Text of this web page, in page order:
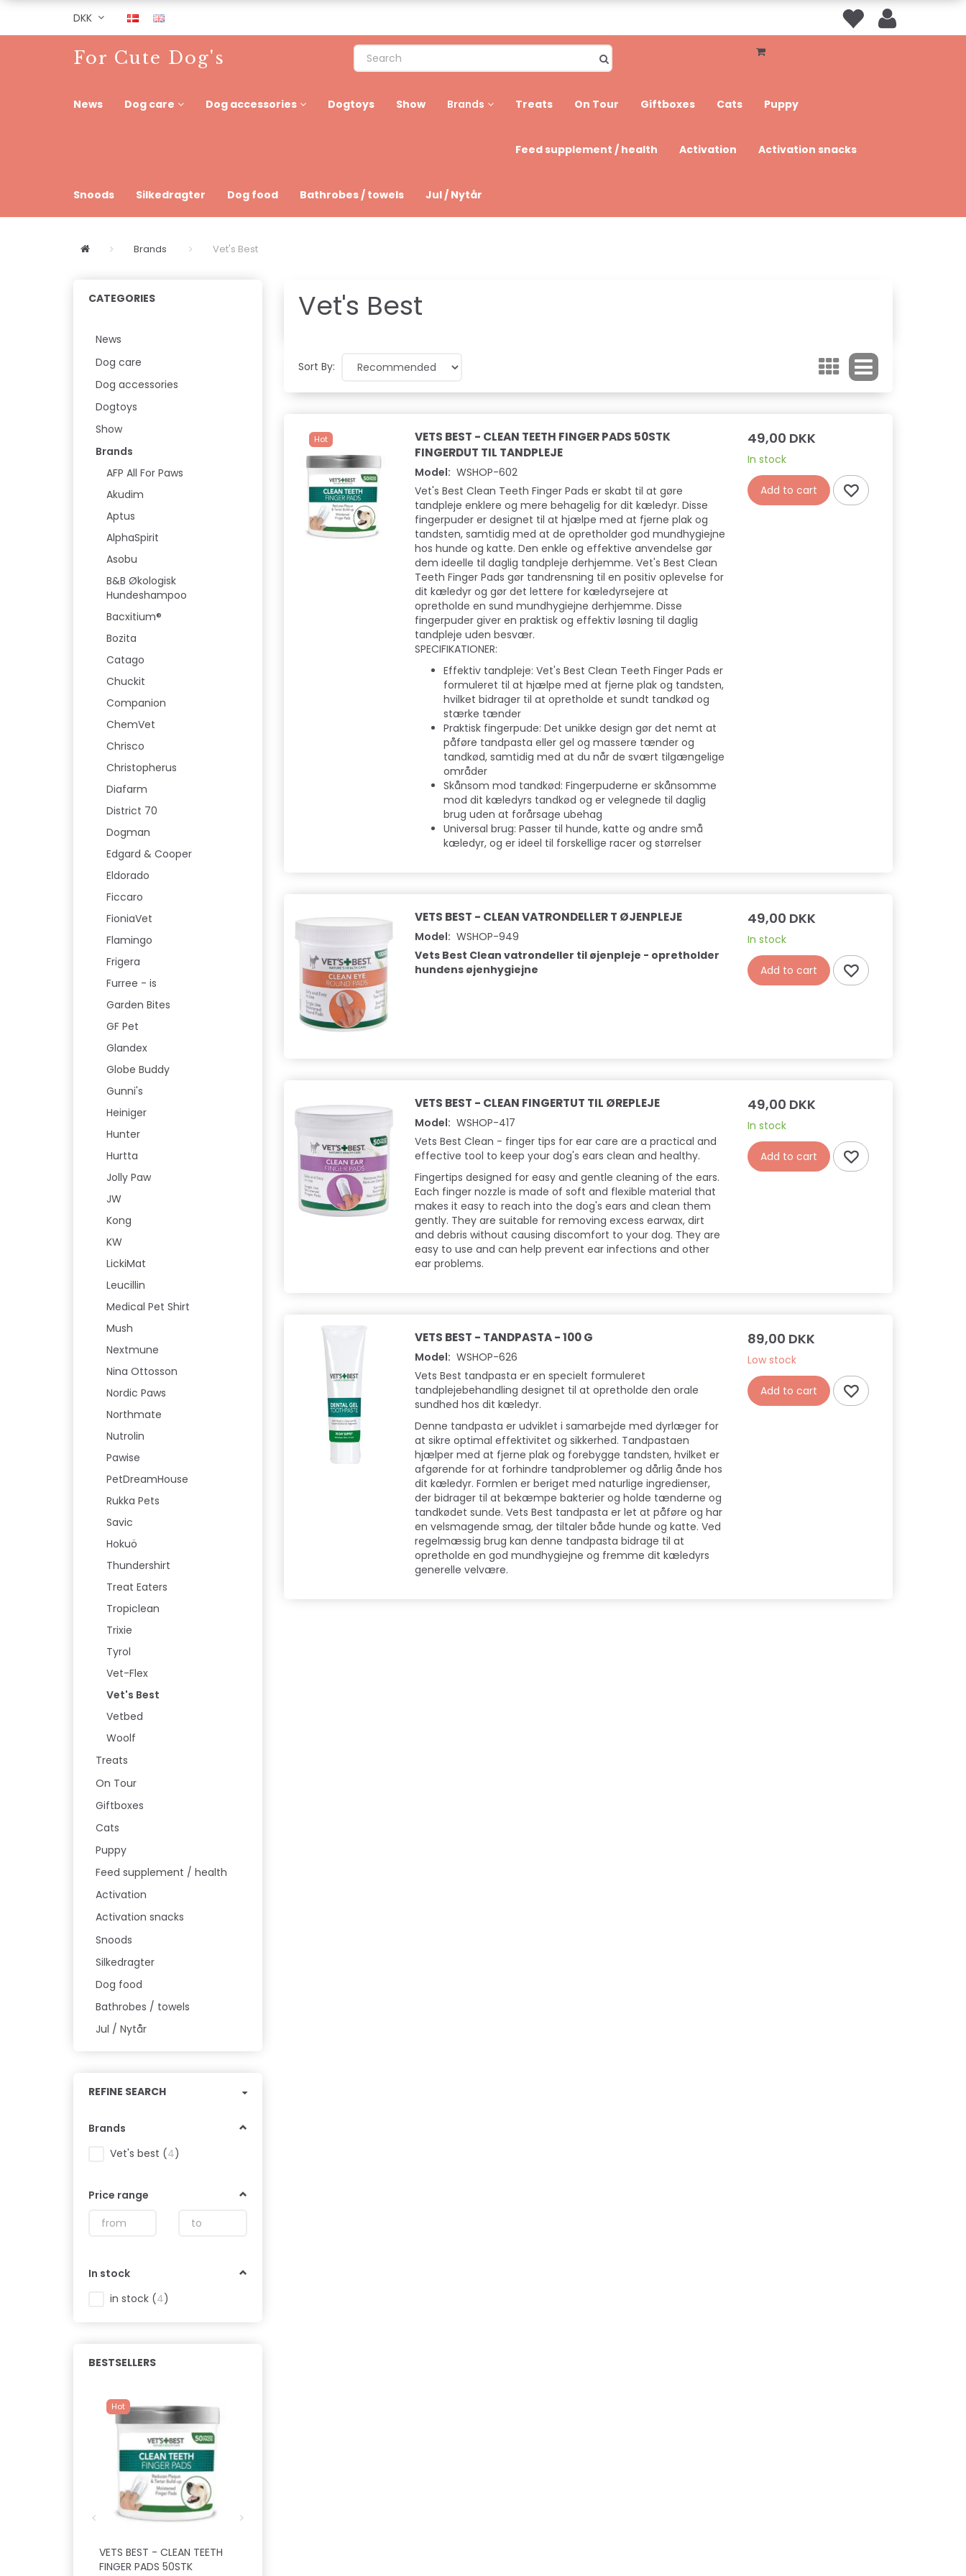
DKK
For Cute Dog's
News Dog care Dog accessories Dogtoys Show Brands Treats On Tour Giftboxes Cats Puppy
Feed supplement / health Activation Activation snacks
Snoods Silkedragter Dog food Bathrobes / towels Jul / Nytår
Brands Vet's Best
CATEGORIES
News
Dog care
Dog accessories
Dogtoys
Show
Brands
AFP All For Paws
Akudim
Aptus
AlphaSpirit
Asobu
B&B Økologisk
Hundeshampoo
Bacxitium®
Bozita
Catago
Chuckit
Companion
ChemVet
Chrisco
Christopherus
Diafarm
District 70
Dogman
Edgard & Cooper
Eldorado
Ficcaro
FioniaVet
Flamingo
Frigera
Furree - is
Garden Bites
GF Pet
Glandex
Globe Buddy
Gunni's
Heiniger
Hunter
Hurtta
Jolly Paw
JW
Kong
KW
LickiMat
Leucillin
Medical Pet Shirt
Mush
Nextmune
Nina Ottosson
Nordic Paws
Northmate
Nutrolin
Pawise
PetDreamHouse
Rukka Pets
Savic
Hokuö
Thundershirt
Treat Eaters
Tropiclean
Trixie
Tyrol
Vet-Flex
Vet's Best
Vetbed
Woolf
Treats
On Tour
Giftboxes
Cats
Puppy
Feed supplement / health
Activation
Activation snacks
Snoods
Silkedragter
Dog food
Bathrobes / towels
Jul / Nytår
REFINE SEARCH
Brands
Vet's best (4)
Price range
In stock
in stock (4)
BESTSELLERS
Hot
VETS BEST - CLEAN TEETH
FINGER PADS 50STK
Vet's Best
Sort By:
Hot
VETS BEST - CLEAN TEETH FINGER PADS 50STK
FINGERDUT TIL TANDPLEJE
Model: WSHOP-602
Vet's Best Clean Teeth Finger Pads er skabt til at gøre
tandpleje enklere og mere behagelig for dit kæledyr. Disse
fingerpuder er designet til at hjælpe med at fjerne plak og
tandsten, samtidig med at de opretholder god mundhygiejne
hos hunde og katte. Den enkle og effektive anvendelse gør
dem ideelle til daglig tandpleje derhjemme. Vet's Best Clean
Teeth Finger Pads gør tandrensning til en positiv oplevelse for
dit kæledyr og gør det lettere for kæledyrsejere at
opretholde en sund mundhygiejne derhjemme. Disse
fingerpuder giver en praktisk og effektiv løsning til daglig
tandpleje uden besvær.
SPECIFIKATIONER:
Effektiv tandpleje: Vet's Best Clean Teeth Finger Pads er
formuleret til at hjælpe med at fjerne plak og tandsten,
hvilket bidrager til at opretholde et sundt tandkød og
stærke tænder
Praktisk fingerpude: Det unikke design gør det nemt at
påføre tandpasta eller gel og massere tænder og
tandkød, samtidig med at du når de svært tilgængelige
områder
Skånsom mod tandkød: Fingerpuderne er skånsomme
mod dit kæledyrs tandkød og er velegnede til daglig
brug uden at forårsage ubehag
Universal brug: Passer til hunde, katte og andre små
kæledyr, og er ideel til forskellige racer og størrelser
49,00 DKK
In stock
Add to cart
VETS BEST - CLEAN VATRONDELLER T ØJENPLEJE
Model: WSHOP-949
Vets Best Clean vatrondeller til øjenpleje - opretholder
hundens øjenhygiejne
49,00 DKK
In stock
Add to cart
VETS BEST - CLEAN FINGERTUT TIL ØREPLEJE
Model: WSHOP-417
Vets Best Clean - finger tips for ear care are a practical and
effective tool to keep your dog's ears clean and healthy.
Fingertips designed for easy and gentle cleaning of the ears.
Each finger nozzle is made of soft and flexible material that
makes it easy to reach into the dog's ears and clean them
gently. They are suitable for removing excess earwax, dirt
and debris without causing discomfort to your dog. They are
easy to use and can help prevent ear infections and other
ear problems.
49,00 DKK
In stock
Add to cart
VETS BEST - TANDPASTA - 100 G
Model: WSHOP-626
Vets Best tandpasta er en specielt formuleret
tandplejebehandling designet til at opretholde den orale
sundhed hos dit kæledyr.
Denne tandpasta er udviklet i samarbejde med dyrlæger for
at sikre optimal effektivitet og sikkerhed. Tandpastaen
hjælper med at fjerne plak og forebygge tandsten, hvilket er
afgørende for at forhindre tandproblemer og dårlig ånde hos
dit kæledyr. Formlen er beriget med naturlige ingredienser,
der bidrager til at bekæmpe bakterier og holde tænderne og
tandkødet sunde. Vets Best tandpasta er let at påføre og har
en velsmagende smag, der tiltaler både hunde og katte. Ved
regelmæssig brug kan denne tandpasta bidrage til at
opretholde en god mundhygiejne og fremme dit kæledyrs
generelle velvære.
89,00 DKK
Low stock
Add to cart